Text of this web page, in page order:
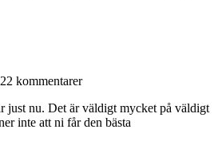
22 kommentarer
just nu. Det är väldigt mycket på väldigt
inte att ni får den bästa